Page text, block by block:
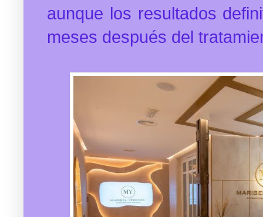
aunque los resultados
meses después del